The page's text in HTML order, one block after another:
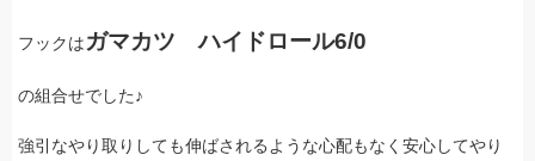
フックはガマカツ ハイドロール6/0
の組合せでした♪
強引なやり取りしても伸ばされるような心配もなく安心してやり